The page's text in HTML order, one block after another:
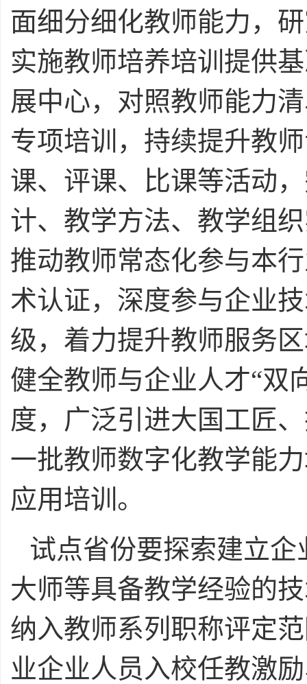
面细分细化教师能力，
实施教师培养培训提供
展中心，对照教师能力
专项培训，持续提升教
课、评课、比课等活动
计、教学方法、教学组
推动教师常态化参与本
术认证，深度参与企业
级，着力提升教师服务
健全教师与企业人才“双
度，广泛引进大国工匠
一批教师数字化教学能
应用培训。
试点省份要探索建立
大师等具备教学经验的
纳入教师系列职称评定
业企业人员入校任教激